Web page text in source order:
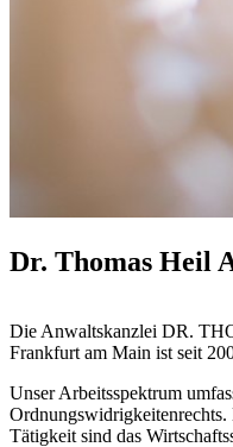
Dr. Thomas Heil
Die Anwaltskanzlei DR.
Frankfurt am Main ist seit
Unser Arbeitsspektrum
Ordnungswidrigkeitenrechts.
Tätigkeit sind das